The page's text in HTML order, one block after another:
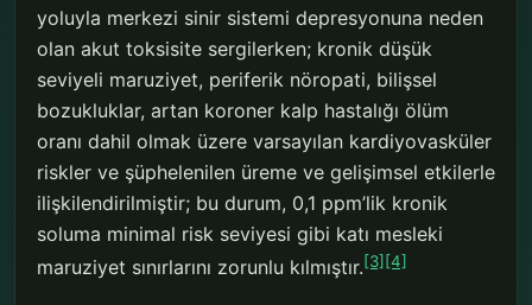
yoluyla merkezi sinir sistemi depresyonuna neden
olan akut toksisite sergilerken; kronik düşük
seviyeli maruziyet, periferik nöropati, bilişsel
bozukluklar, artan koroner kalp hastalığı ölüm
oranı dahil olmak üzere varsayılan kardiyovasküler
riskler ve şüphelenilen üreme ve gelişimsel etkilerle
ilişkilendirilmiştir; bu durum, 0,1 ppm’lik kronik
soluma minimal risk seviyesi gibi katı mesleki
maruziyet sınırlarını zorunlu kılmıştır.[3] [4]